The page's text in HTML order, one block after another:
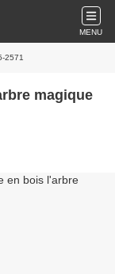
MENU
2571
magique